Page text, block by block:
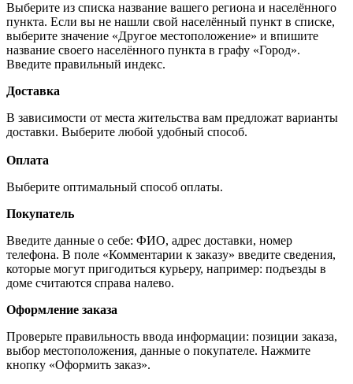
Выберите из списка название вашего региона и населённого
пункта. Если вы не нашли свой населённый пункт в списке,
выберите значение «Другое местоположение» и впишите
название своего населённого пункта в графу «Город».
Введите правильный индекс.
Доставка
В зависимости от места жительства вам предложат варианты
доставки. Выберите любой удобный способ.
Оплата
Выберите оптимальный способ оплаты.
Покупатель
Введите данные о себе: ФИО, адрес доставки, номер
телефона. В поле «Комментарии к заказу» введите сведения,
которые могут пригодиться курьеру, например: подъезды в
доме считаются справа налево.
Оформление заказа
Проверьте правильность ввода информации: позиции заказа,
выбор местоположения, данные о покупателе. Нажмите
кнопку «Оформить заказ».